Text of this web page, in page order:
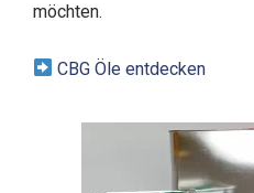
möchten.
CBG Öle entdecken